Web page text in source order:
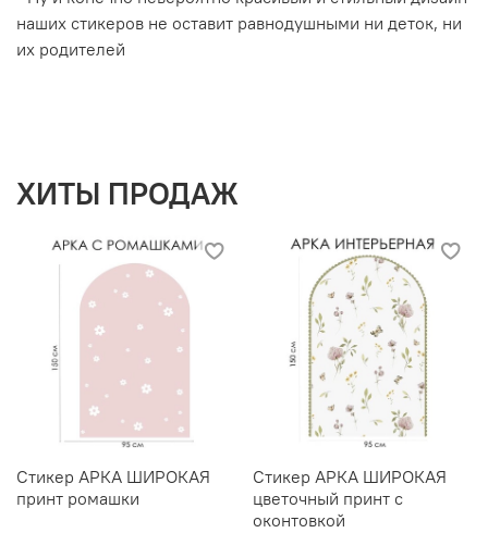
наших стикеров не оставит равнодушными ни деток, ни
их родителей
ХИТЫ ПРОДАЖ
Стикер АРКА ШИРОКАЯ
принт ромашки
Стикер АРКА ШИРОКАЯ
цветочный принт с
оконтовкой